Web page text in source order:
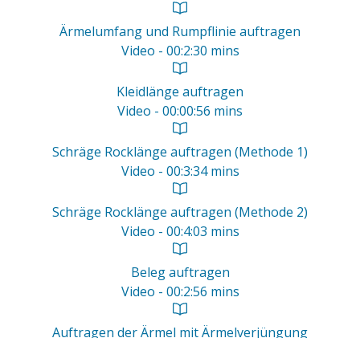
Ärmelumfang und Rumpflinie auftragen
Video - 00:2:30 mins
Kleidlänge auftragen
Video - 00:00:56 mins
Schräge Rocklänge auftragen (Methode 1)
Video - 00:3:34 mins
Schräge Rocklänge auftragen (Methode 2)
Video - 00:4:03 mins
Beleg auftragen
Video - 00:2:56 mins
Auftragen der Ärmel mit Ärmelverjüngung